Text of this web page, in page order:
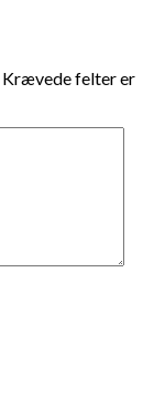
Krævede felter er